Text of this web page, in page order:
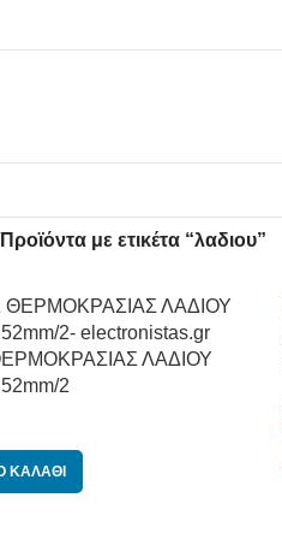
Προϊόντα με ετικέτα “λαδιου”
ΛΑΔΙΟΥ
2
ΚΑΛΆΘΙ